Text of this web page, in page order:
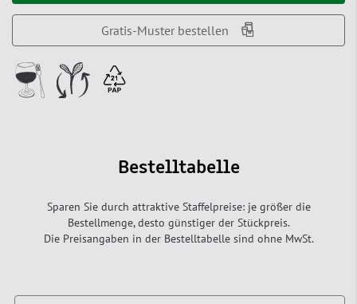
Gratis-Muster bestellen
Bestelltabelle
Sparen Sie durch attraktive Staffelpreise: je größer die
Bestellmenge, desto günstiger der Stückpreis.
Die Preisangaben in der Bestelltabelle sind ohne MwSt.